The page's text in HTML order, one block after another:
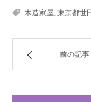
木造家屋 東京都世
前の記事